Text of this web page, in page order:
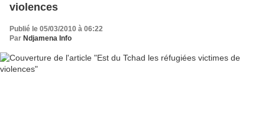
violences
Publié le 05/03/2010 à 06:22
Par Ndjamena Info